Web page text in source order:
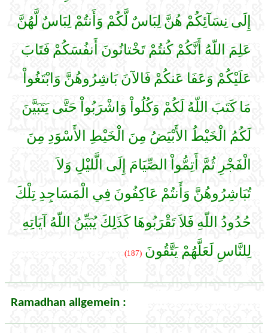
إِلَى نِسَآئِكُمْ هُنَّ لِبَاسٌ لَّكُمْ وَأَنتُمْ لِبَاسٌ لَّهُنَّ
عَلِمَ اللّهُ أَنَّكُمْ كُنتُمْ تَخْتانُونَ أَنفُسَكُمْ فَتَابَ
عَلَيْكُمْ وَعَفَا عَنكُمْ فَالآنَ بَاشِرُوهُنَّ وَابْتَغُواْ
مَا كَتَبَ اللّهُ لَكُمْ وَكُلُواْ وَاشْرَبُواْ حَتَّى يَتَبَيَّنَ
لَكُمُ الْخَيْطُ الأَبْيَضُ مِنَ الْخَيْطِ الأَسْوَدِ مِنَ
الْفَجْرِ ثُمَّ أَتِمُّواْ الصِّيَامَ إِلَى الَّليْلِ وَلاَ
تُبَاشِرُوهُنَّ وَأَنتُمْ عَاكِفُونَ فِي الْمَسَاجِدِ تِلْكَ
حُدُودُ اللّهِ فَلاَ تَقْرَبُوهَا كَذَلِكَ يُبَيِّنُ اللّهُ آيَاتِهِ
لِلنَّاسِ لَعَلَّهُمْ يَتَّقُونَ (187)
Ramadhan allgemein :